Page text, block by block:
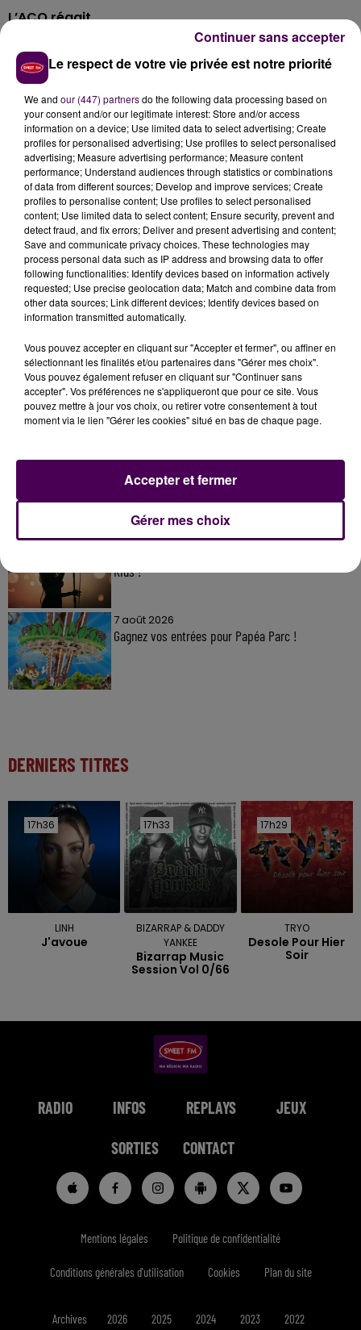
L’ACO réagit
En réaction à cette décision, l’ACO réagit ce
mercredi 4 octobre dans un communiqué :"Nous ne
pouvons qu’accepter cette décision et donner
rendez-vous à Peugeot dans les années qui viennent
pour leur prouver l’intérêt de notre discipline. Nous
poursuivons notre plan de marche, défini autour
d’une catégorie reine accessible pour des budgets
bien moindres que ceux des dernières années". Le
virage pris ces dernières semaines n’a donc pas
convaincu le PDG de PSA Carlos Tavares.
À LA UNE
7 août 2026
Gagnez vos pass pour le V and B Fest' 2026 !
11 juillet 2026
Kids !
7 août 2026
Gagnez vos entrées pour Papéa Parc !
DERNIERS TITRES
17h36
17h36
LINH
J'avoue
17h33
17h33
BIZARRAP & DADDY
YANKEE
Bizarrap Music
Session Vol 0/66
17h29
17h29
TRYO
Desole Pour Hier
Soir
RADIO INFOS REPLAYS JEUX
SORTIES CONTACT
Mentions légales Politique de confidentialité
Conditions générales d'utilisation Cookies Plan du site
Archives 2026 2025 2024 2023 2022
Le respect de votre vie privée est notre priorité
We and our (447) partnersdo the following data processing based on
your consent and/or our legitimate interest: Store and/or access
information on a device; Use limited data to select advertising; Create
profiles for personalised advertising; Use profiles to select personalised
advertising; Measure advertising performance; Measure content
performance; Understand audiences through statistics or combinations
of data from different sources; Develop and improve services; Create
profiles to personalise content; Use profiles to select personalised
content; Use limited data to select content; Ensure security, prevent and
detect fraud, and fix errors; Deliver and present advertising and content;
Save and communicate privacy choices. These technologies may
process personal data such as IP address and browsing data to offer
following functionalities: Identify devices based on information actively
requested; Use precise geolocation data; Match and combine data from
other data sources; Link different devices; Identify devices based on
information transmitted automatically.
Vous pouvez accepter en cliquant sur "Accepter et fermer", ou affiner en
sélectionnant les finalités et/ou partenaires dans "Gérer mes choix".
Vous pouvez également refuser en cliquant sur "Continuer sans
accepter". Vos préférences ne s'appliqueront que pour ce site. Vous
pouvez mettre à jour vos choix, ou retirer votre consentement à tout
moment via le lien "Gérer les cookies" situé en bas de chaque page.
Gérer mes choix
Accepter et fermer
Continuer sans accepter